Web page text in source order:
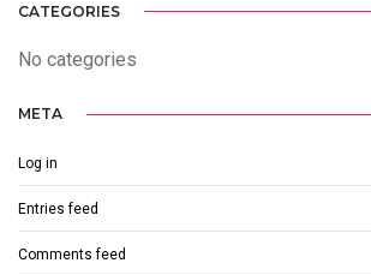
CATEGORIES
No categories
META
Log in
Entries feed
Comments feed